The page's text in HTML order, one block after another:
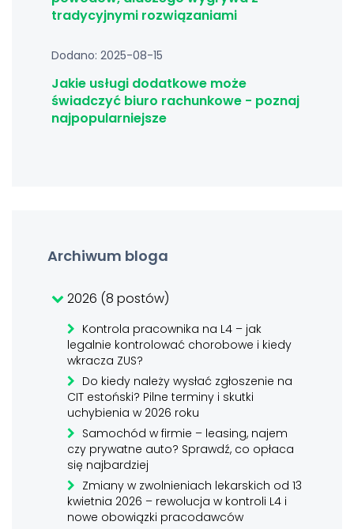
tradycyjnymi rozwiązaniami
Dodano: 2025-08-15
Jakie usługi dodatkowe może
świadczyć biuro rachunkowe - poznaj
najpopularniejsze
Archiwum bloga
2026 (8 postów)
Kontrola pracownika na L4 – jak
legalnie kontrolować chorobowe i kiedy
wkracza ZUS?
Do kiedy należy wysłać zgłoszenie na
CIT estoński? Pilne terminy i skutki
uchybienia w 2026 roku
Samochód w firmie – leasing, najem
czy prywatne auto? Sprawdź, co opłaca
się najbardziej
Zmiany w zwolnieniach lekarskich od 13
kwietnia 2026 – rewolucja w kontroli L4 i
nowe obowiązki pracodawców